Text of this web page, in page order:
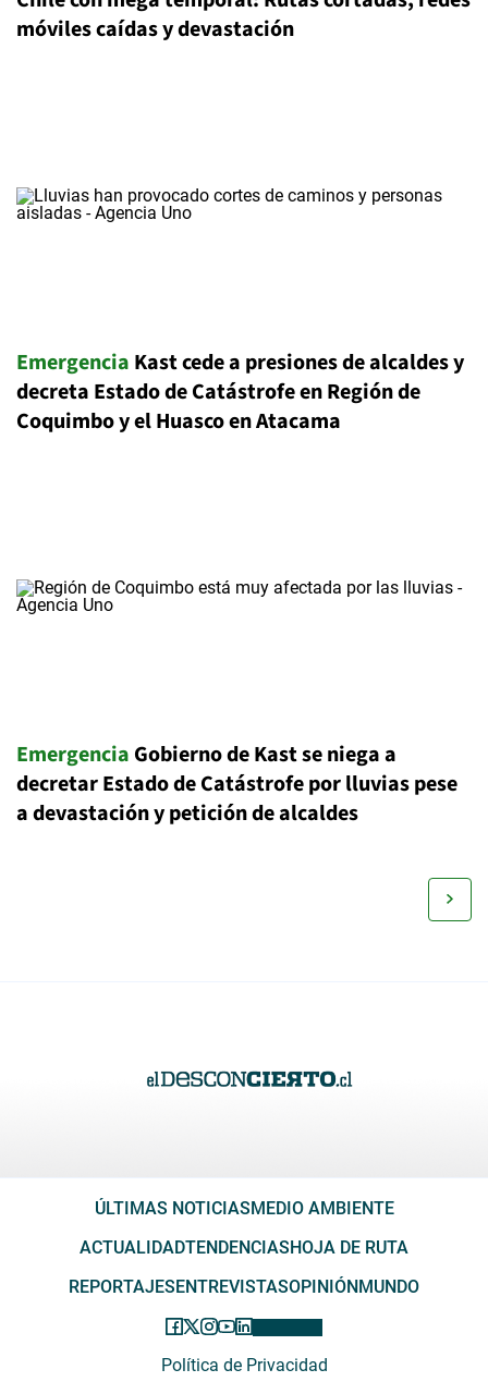
móviles caídas y devastación
Emergencia Kast cede a presiones de alcaldes y
decreta Estado de Catástrofe en Región de
Coquimbo y el Huasco en Atacama
Emergencia Gobierno de Kast se niega a
decretar Estado de Catástrofe por lluvias pese
a devastación y petición de alcaldes
ÚLTIMAS NOTICIASMEDIO AMBIENTE
ACTUALIDADTENDENCIASHOJA DE RUTA
REPORTAJESENTREVISTASOPINIÓNMUNDO
Política de Privacidad